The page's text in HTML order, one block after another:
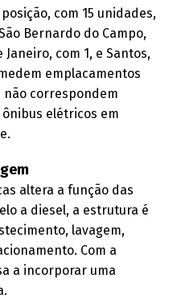
com 15 unidades,
Bernardo do Campo,
Janeiro, com 1, e Santos,
emplacamentos
correspondem
elétricos em
altera a função das
a diesel, a estrutura é
lavagem,
Com a
a incorporar uma